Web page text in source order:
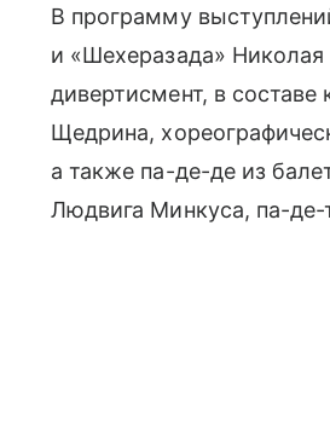
В программу
и «Шехеразада»
дивертисмент, в
Щедрина,
а также па-де-де из
Людвига Минкуса, па-де-